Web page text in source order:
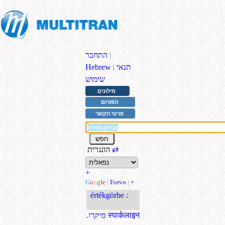
התחבר |
Hebrew | תנאי
שימוש
מילונים
הפורום
פרטי הקשר
⇄
+
Google | Forvo | +
értékgörbe נ
.מיקרו स्पार्कलाइन